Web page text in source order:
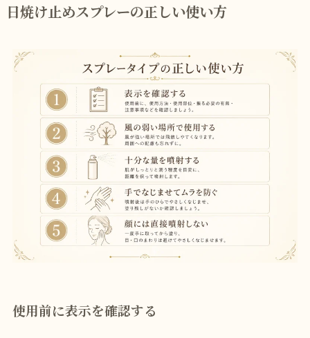
日焼け止めスプレーの正しい使い方
使用前に表示を確認する